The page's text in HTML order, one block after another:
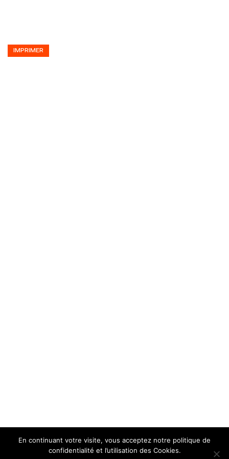
IMPRIMER
En continuant votre visite, vous acceptez notre politique de
confidentialité et l’utilisation des Cookies.